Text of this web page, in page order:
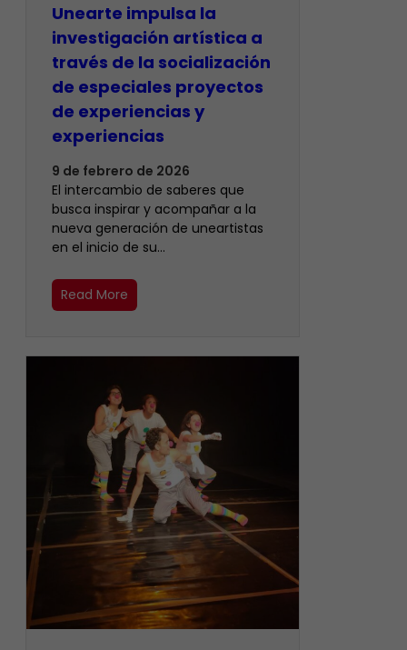
Unearte impulsa la
investigación artística a
través de la socialización
de especiales proyectos
de experiencias y
experiencias
9 de febrero de 2026
El intercambio de saberes que
busca inspirar y acompañar a la
nueva generación de uneartistas
en el inicio de su…
Read More